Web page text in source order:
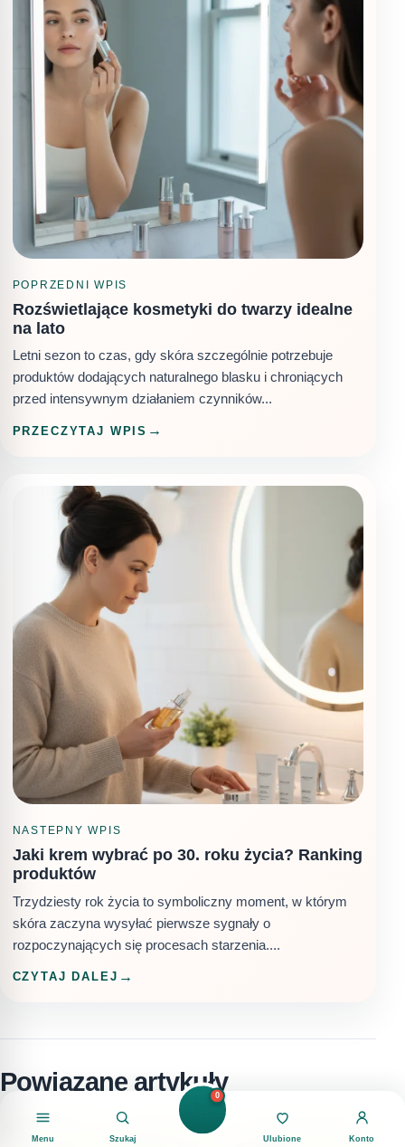
Menu Szukaj
0
Ulubione Konto
POPRZEDNI WPIS
Rozświetlające kosmetyki do twarzy idealne
na lato
Letni sezon to czas, gdy skóra szczególnie potrzebuje
produktów dodających naturalnego blasku i chroniących
przed intensywnym działaniem czynników...
PRZECZYTAJ WPIS
NASTEPNY WPIS
Jaki krem wybrać po 30. roku życia? Ranking
produktów
Trzydziesty rok życia to symboliczny moment, w którym
skóra zaczyna wysyłać pierwsze sygnały o
rozpoczynających się procesach starzenia....
CZYTAJ DALEJ
Powiązane artykuły